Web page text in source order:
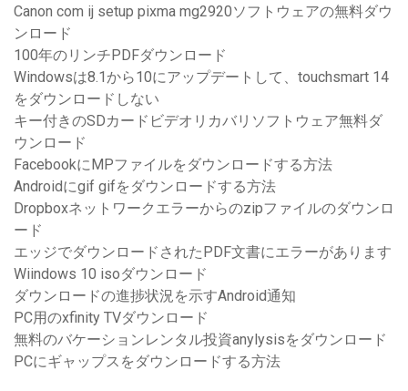
Canon com ij setup pixma mg2920ソフトウェアの無料ダウ
ンロード
100年のリンチPDFダウンロード
Windowsは8.1から10にアップデートして、touchsmart 14
をダウンロードしない
キー付きのSDカードビデオリカバリソフトウェア無料ダ
ウンロード
FacebookにMPファイルをダウンロードする方法
Androidにgif gifをダウンロードする方法
Dropboxネットワークエラーからのzipファイルのダウンロ
ード
エッジでダウンロードされたPDF文書にエラーがあります
Wiindows 10 isoダウンロード
ダウンロードの進捗状況を示すAndroid通知
PC用のxfinity TVダウンロード
無料のバケーションレンタル投資anylysisをダウンロード
PCにギャップスをダウンロードする方法